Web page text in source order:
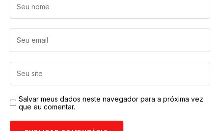
Salvar meus dados neste navegador para a próxima vez
que eu comentar.